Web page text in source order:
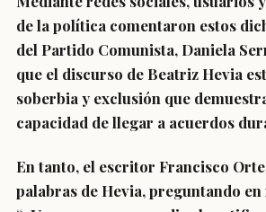
de la política comentaron estos
del Partido Comunista, Daniela
que el discurso de Beatriz Hevia
soberbia y exclusión que
capacidad de llegar a acuerdos
En tanto, el escritor Francisco
palabras de Hevia, preguntando en